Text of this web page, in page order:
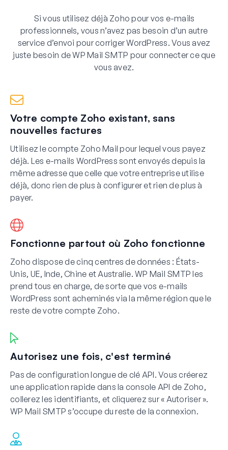
Si vous utilisez déjà Zoho pour vos e-mails
professionnels, vous n’avez pas besoin d’un autre
service d’envoi pour corriger WordPress. Vous avez
juste besoin de WP Mail SMTP pour connecter ce que
vous avez.
Votre compte Zoho existant, sans
nouvelles factures
Utilisez le compte Zoho Mail pour lequel vous payez
déjà. Les e-mails WordPress sont envoyés depuis la
même adresse que celle que votre entreprise utilise
déjà, donc rien de plus à configurer et rien de plus à
payer.
Fonctionne partout où Zoho fonctionne
Zoho dispose de cinq centres de données : États-
Unis, UE, Inde, Chine et Australie. WP Mail SMTP les
prend tous en charge, de sorte que vos e-mails
WordPress sont acheminés via la même région que le
reste de votre compte Zoho.
Autorisez une fois, c'est terminé
Pas de configuration longue de clé API. Vous créerez
une application rapide dans la console API de Zoho,
collerez les identifiants, et cliquerez sur « Autoriser ».
WP Mail SMTP s’occupe du reste de la connexion.